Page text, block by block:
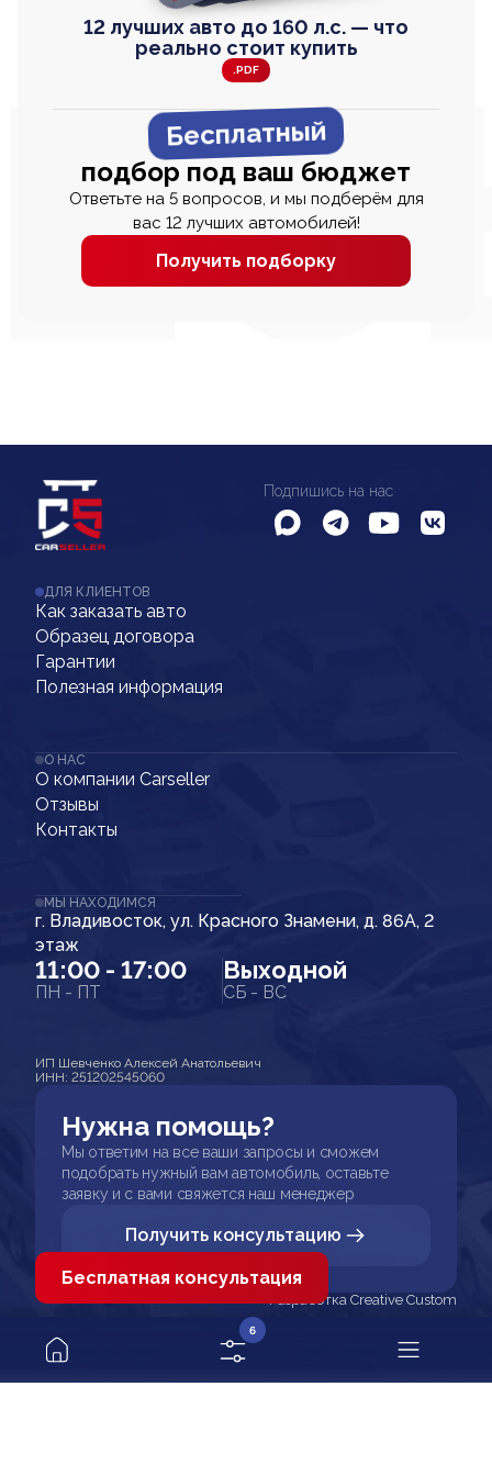
12 лучших авто до 160 л.с. — что
реально стоит купить
.PDF
Бесплатный
подбор под ваш бюджет
Ответьте на 5 вопросов, и мы подберём для
вас 12 лучших автомобилей!
Получить подборку
Подпишись на нас
ДЛЯ КЛИЕНТОВ
Как заказать авто
Образец договора
Гарантии
Полезная информация
О НАС
О компании Carseller
Отзывы
Контакты
МЫ НАХОДИМСЯ
г. Владивосток, ул. Красного Знамени, д. 86А, 2
этаж
11:00 - 17:00
ПН - ПТ
Выходной
СБ - ВС
ИП Шевченко Алексей Анатольевич
ИНН: 251202545060
Нужна помощь?
Мы ответим на все ваши запросы и сможем
подобрать нужный вам автомобиль, оставьте
заявку и с вами свяжется наш менеджер
Получить консультацию
Разработка Creative Custom
6
Бесплатная консультация